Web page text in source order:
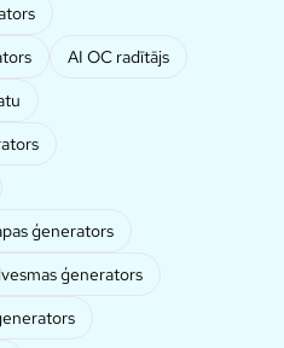
AI OC radītājs
ģenerators
ģenerators